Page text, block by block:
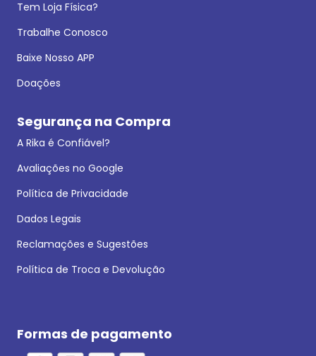
Tem Loja Física?
Trabalhe Conosco
Baixe Nosso APP
Doações
Segurança na Compra
A Rika é Confiável?
Avaliações no Google
Política de Privacidade
Dados Legais
Reclamações e Sugestões
Política de Troca e Devolução
Formas de pagamento